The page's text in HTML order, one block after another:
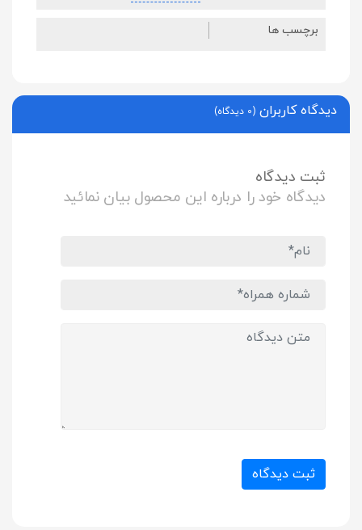
برچسب ها
دیدگاه کاربران (0 دیدگاه)
ثبت دیدگاه
دیدگاه خود را درباره این محصول بیان نمائید
ثبت دیدگاه